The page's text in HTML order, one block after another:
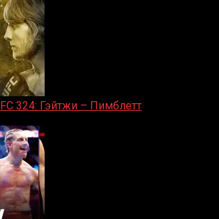
324: Гэйтжи – Пимблетт